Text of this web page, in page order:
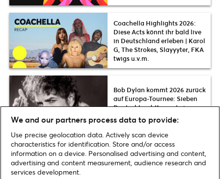
Coachella Highlights 2026:
Diese Acts könnt ihr bald live
in Deutschland erleben | Karol
G, The Strokes, Slayyyter, FKA
twigs u.v.m.
Bob Dylan kommt 2026 zurück
auf Europa-Tournee: Sieben
Deutschland-Konzerte im
Herbst
Home Musik
Rod Stewart kommt 2024 live auf Tournee nach
Deutschland | Letzte Tickets jetzt verfügbar
We and our partners process data to provide:
Use precise geolocation data. Actively scan device
characteristics for identification. Store and/or access
information on a device. Personalised advertising and content,
advertising and content measurement, audience research and
services development.